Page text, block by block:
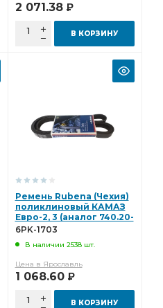
2 071.38 Р
В КОРЗИНУ
Ремень Rubena (Чехия)
поликлиновый КАМАЗ
Евро-2, 3 (аналог 740.20-
1307170) 6PK-1703
6PK-1703
В наличии 2538 шт.
Цена в Ярославль
1 068.60 Р
В КОРЗИНУ